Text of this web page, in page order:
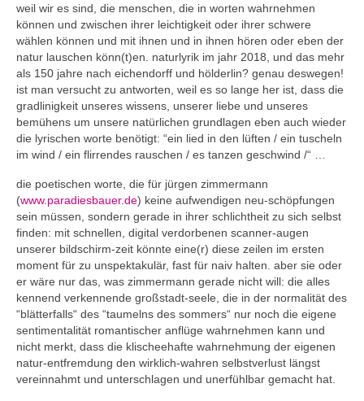
weil wir es sind, die menschen, die in worten wahrnehmen
können und zwischen ihrer leichtigkeit oder ihrer schwere
wählen können und mit ihnen und in ihnen hören oder eben der
natur lauschen könn(t)en. naturlyrik im jahr 2018, und das mehr
als 150 jahre nach eichendorff und hölderlin? genau deswegen!
ist man versucht zu antworten, weil es so lange her ist, dass die
gradlinigkeit unseres wissens, unserer liebe und unseres
bemühens um unsere natürlichen grundlagen eben auch wieder
die lyrischen worte benötigt: “ein lied in den lüften / ein tuscheln
im wind / ein flirrendes rauschen / es tanzen geschwind /“ …
die poetischen worte, die für jürgen zimmermann
(www.paradiesbauer.de) keine aufwendigen neu-schöpfungen
sein müssen, sondern gerade in ihrer schlichtheit zu sich selbst
finden: mit schnellen, digital verdorbenen scanner-augen
unserer bildschirm-zeit könnte eine(r) diese zeilen im ersten
moment für zu unspektakulär, fast für naiv halten. aber sie oder
er wäre nur das, was zimmermann gerade nicht will: die alles
kennend verkennende großstadt-seele, die in der normalität des
“blätterfalls“ des “taumelns des sommers“ nur noch die eigene
sentimentalität romantischer anflüge wahrnehmen kann und
nicht merkt, dass die klischeehafte wahrnehmung der eigenen
natur-entfremdung den wirklich-wahren selbstverlust längst
vereinnahmt und unterschlagen und unerfühlbar gemacht hat.